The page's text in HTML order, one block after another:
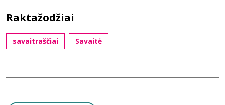
Raktažodžiai
savaitraščiai Savaitė